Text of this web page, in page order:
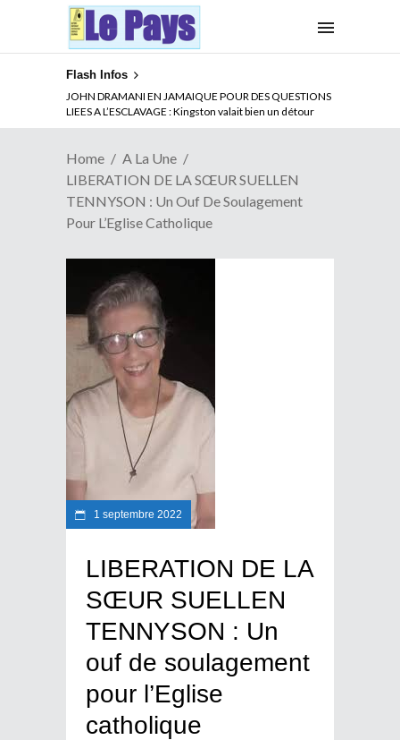
Flash Infos
JOHN DRAMANI EN JAMAIQUE POUR DES QUESTIONS
LIEES A L’ESCLAVAGE : Kingston valait bien un détour
ABSENCE PROLONGEE DE PAUL BIYA DU CAMEROUN :
Qui pilote le Cameroun ?
Home
A La Une
LIBERATION DE LA SŒUR SUELLEN
TENNYSON : Un Ouf De Soulagement
Pour L’Eglise Catholique
1 septembre 2022
LIBERATION DE LA
SŒUR SUELLEN
TENNYSON : Un
ouf de soulagement
pour l’Eglise
catholique